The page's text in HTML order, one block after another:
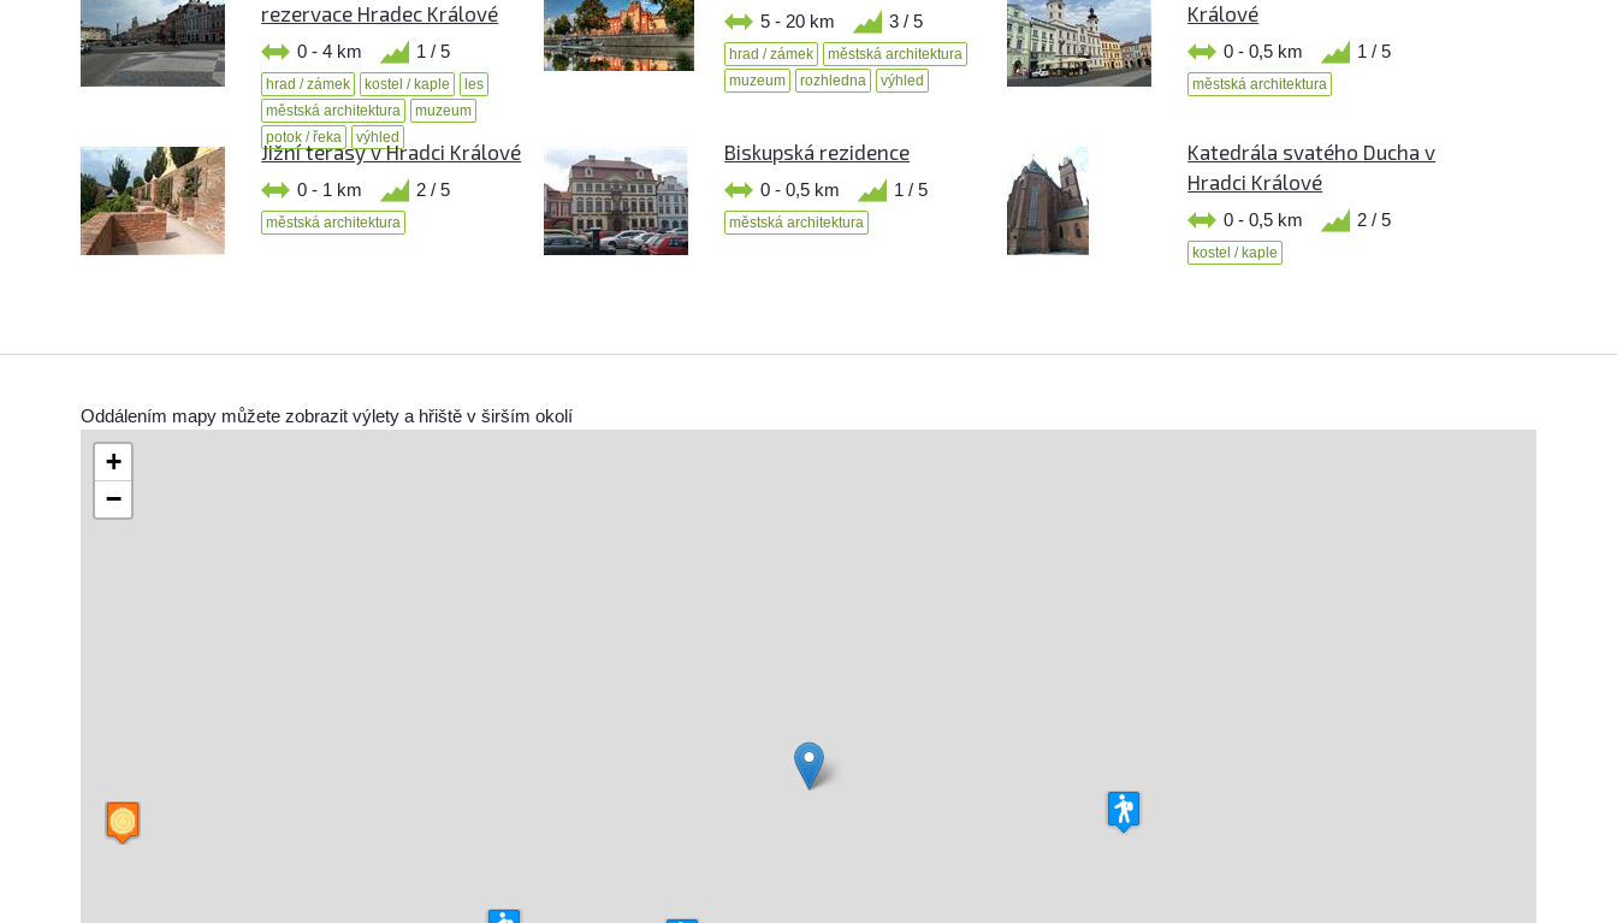
rezervace Hradec Králové
0 - 4 km 1 / 5
hrad / zámek kostel / kaple
les
městská architektura
muzeum
potok / řeka
výhled
5 - 20 km 3 / 5
hrad / zámek
městská architektura
muzeum
rozhledna výhled
Králové
0 - 0,5 km 1 / 5
městská architektura
Jižní terasy v Hradci Králové
0 - 1 km 2 / 5
městská architektura
Biskupská rezidence
0 - 0,5 km 1 / 5
městská architektura
Katedrála svatého Ducha v
Hradci Králové
0 - 0,5 km 2 / 5
kostel / kaple
Oddálením mapy můžete zobrazit výlety a hřiště v širším okolí
+
−